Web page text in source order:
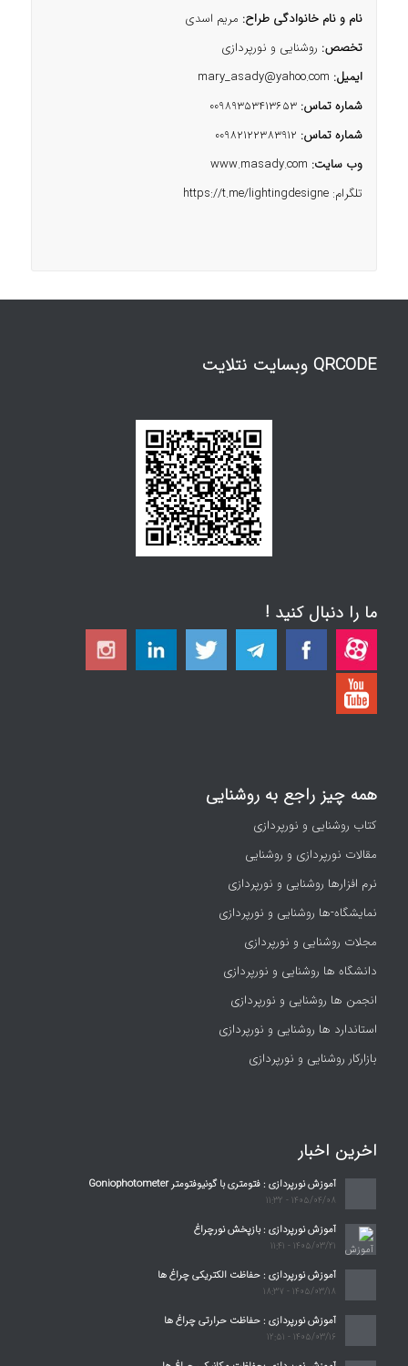
نام و نام خانوادگی طراح: مریم اسدی
تخصص: روشنایی و نورپردازی
ایمیل: mary_asady@yahoo.com
شماره تماس: 00989353413653
شماره تماس: 00982122383912
وب سایت: www.masady.com
تلگرام: https://t.me/lightingdesigne
QRCODE وبسایت نتلایت
ما را دنبال کنید !
همه چیز راجع به روشنایی
کتاب روشنایی و نورپردازی
مقالات نورپردازی و روشنایی
نرم افزارها روشنایی و نورپردازی
نمایشگاه-ها روشنایی و نورپردازی
مجلات روشنایی و نورپردازی
دانشگاه ها روشنایی و نورپردازی
انجمن ها روشنایی و نورپردازی
استاندارد ها روشنایی و نورپردازی
بازارکار روشنایی و نورپردازی
اخرین اخبار
آموزش نورپردازی : فتومتری با گونیوفتومتر Goniophotometer
1405/04/08 - 11:32
آموزش نورپردازی : بازپخش نورچراغ
1405/03/21 - 11:41
آموزش نورپردازی : حفاظت الکتریکی چراغ ها
1405/03/18 - 18:37
آموزش نورپردازی : حفاظت حرارتی چراغ ها
1405/03/16 - 12:51